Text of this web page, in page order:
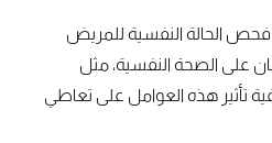
فحص الحالة النفسية للمريض
على الصحة النفسية، مثل
تأثير هذه العوامل على تعاطي